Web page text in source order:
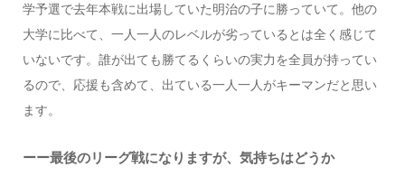
学予選で去年本戦に出場していた明治の子に勝っていて。他の
大学に比べて、一人一人のレベルが劣っているとは全く感じて
いないです。誰が出ても勝てるくらいの実力を全員が持ってい
るので、応援も含めて、出ている一人一人がキーマンだと思い
ます。
ーー最後のリーグ戦になりますが、気持ちはどうか